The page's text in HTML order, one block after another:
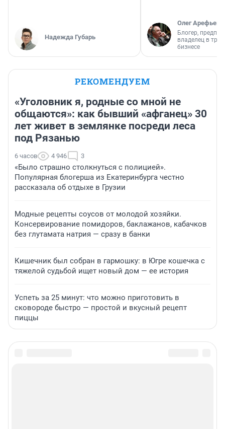
Надежда Губарь
Олег Арефьев
Блогер,
владелец в
бизнесе
РЕКОМЕНДУЕМ
«Уголовник я, родные со мной не
общаются»: как бывший «афганец» 30
лет живет в землянке посреди леса
под Рязанью
6 часов 4 946 3
«Было страшно столкнуться с полицией».
Популярная блогерша из Екатеринбурга честно
рассказала об отдыхе в Грузии
Модные рецепты соусов от молодой хозяйки.
Консервирование помидоров, баклажанов, кабачков
без глутамата натрия — сразу в банки
Кишечник был собран в гармошку: в Югре кошечка с
тяжелой судьбой ищет новый дом — ее история
Успеть за 25 минут: что можно приготовить в
сковороде быстро — простой и вкусный рецепт
пиццы